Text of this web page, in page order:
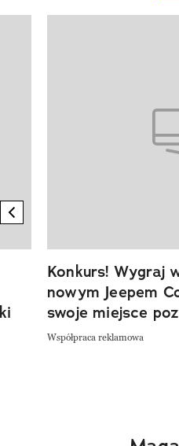
previous element
Konkurs! Wygraj
nowym Jeepem
swoje miejsce
Współpraca reklamowa